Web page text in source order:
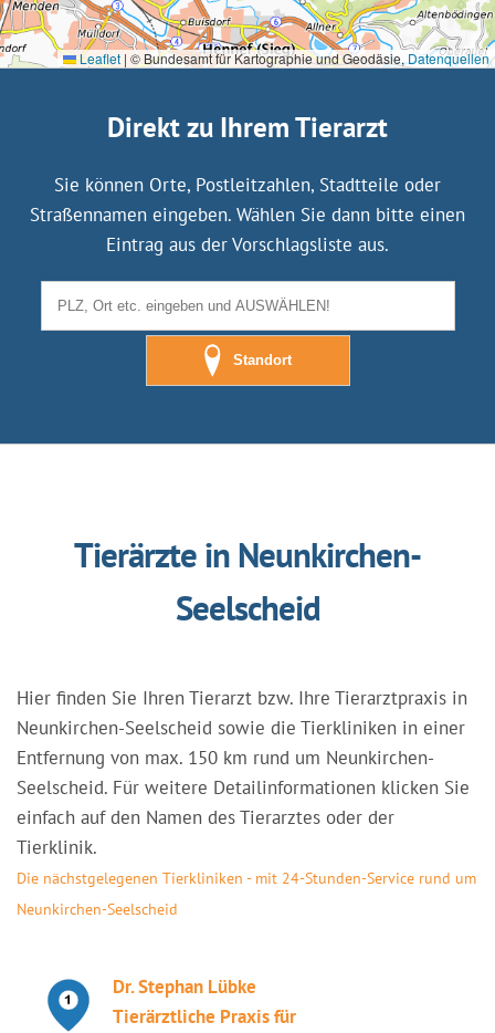
Leaflet | © Bundesamt für Kartographie und Geodäsie,Datenquellen
Direkt zu Ihrem Tierarzt
Sie können Orte, Postleitzahlen, Stadtteile oder
Straßennamen eingeben. Wählen Sie dann bitte einen
Eintrag aus der Vorschlagsliste aus.
Standort
Tierärzte in Neunkirchen-
Seelscheid
Hier finden Sie Ihren Tierarzt bzw. Ihre Tierarztpraxis in
Neunkirchen-Seelscheid sowie die Tierkliniken in einer
Entfernung von max. 150 km rund um Neunkirchen-
Seelscheid. Für weitere Detailinformationen klicken Sie
einfach auf den Namen des Tierarztes oder der
Tierklinik.
Die nächstgelegenen Tierkliniken - mit 24-Stunden-Service rund um
Neunkirchen-Seelscheid
Dr. Stephan Lübke
Tierärztliche Praxis für